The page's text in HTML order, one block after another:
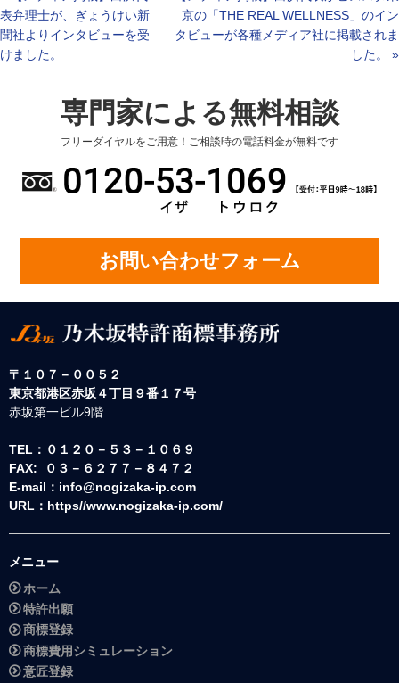
表弁理士が、ぎょうけい新
聞社よりインタビューを受
けました。
京の「THE REAL WELLNESS」のイン
タビューが各種メディア社に掲載されま
した。
»
専門家による無料相談
フリーダイヤルをご用意！ご相談時の電話料金が無料です
お問い合わせフォーム
〒１０７－００５２
東京都港区赤坂４丁目９番１７号
赤坂第一ビル9階
TEL：０１２０－５３－１０６９
FAX: ０３－６２７７－８４７２
E-mail：info@nogizaka-ip.com
URL：https//www.nogizaka-ip.com/
メニュー
ホーム
特許出願
商標登録
商標費用シミュレーション
意匠登録